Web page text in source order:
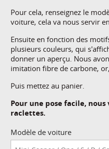
Pour cela, renseignez le
voiture, cela va nous servir
Ensuite en fonction des
plusieurs couleurs, qui
donner un aperçu. Nous
imitation fibre de carbone,
Puis mettez au panier.
Pour une pose facile,
raclettes.
Modèle de voiture